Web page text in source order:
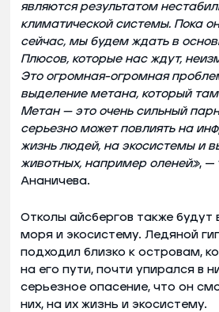
являются результатом
климатической системы. Пока
сейчас, мы будем ждать в
Плюсов, которые нас ждут,
Это огромная-огромная
выделение метана, который
Метан — это очень сильный
серьезно может повлиять на
жизнь людей, на экосистемы и
животных, например оленей», —
Ананичева.
Отколы айсбергов также будут
моря и экосистему. Ледяной
подходил близко к островам,
на его пути, почти упирался в
серьезное опасение, что он
них, на их жизнь и экосистему.